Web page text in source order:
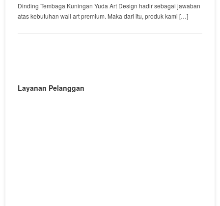
Dinding Tembaga Kuningan Yuda Art Design hadir sebagai jawaban
atas kebutuhan wall art premium. Maka dari itu, produk kami […]
Layanan Pelanggan